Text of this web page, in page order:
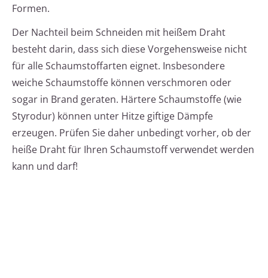
Formen.
Der Nachteil beim Schneiden mit heißem Draht
besteht darin, dass sich diese Vorgehensweise nicht
für alle Schaumstoffarten eignet. Insbesondere
weiche Schaumstoffe können verschmoren oder
sogar in Brand geraten. Härtere Schaumstoffe (wie
Styrodur) können unter Hitze giftige Dämpfe
erzeugen. Prüfen Sie daher unbedingt vorher, ob der
heiße Draht für Ihren Schaumstoff verwendet werden
kann und darf!